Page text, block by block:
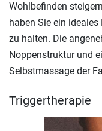
Wohlbefinden
haben Sie ein
zu halten. Die
Noppenstruktur und
Selbstmassage der
Triggertherapie